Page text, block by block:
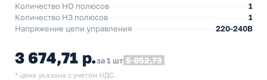
Количество НO полюсов
1
Количество НЗ полюсов
1
Напряжение цепи управления
220-240В
3 674,71 р.за 1 шт 5 052,73
* цена указана с учетом НДС.